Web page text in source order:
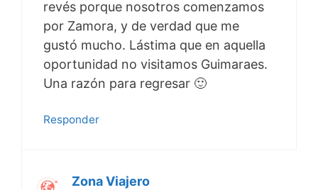
revés porque nosotros comenzamos
por Zamora, y de verdad que me
gustó mucho. Lástima que en aquella
oportunidad no visitamos Guimaraes.
Una razón para regresar 🙂
Responder
Zona Viajero